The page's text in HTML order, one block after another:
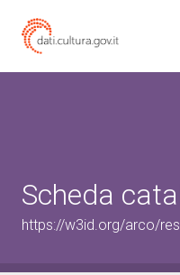
Scheda
https://w3id.org/arco/